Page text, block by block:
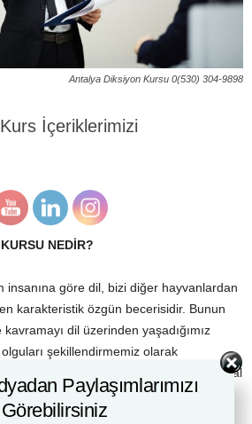
Antalya Diksiyon Kursu 0(530) 304-9898
İçeriklerimizi
NEDİR?
insanına göre dil, bizi diğer hayvanlardan
karakteristik özgün becerisidir. Bunun
dil üzerinden yaşadığımız
şekillendirmemiz olarak
öğrenme süreçlerimizde değil sosyal
en çok başvurduğumuz aktif iletişim
dünyamızı algılamamızı ve çevremizi
Paylaşımlarımızı
Görebilirsiniz